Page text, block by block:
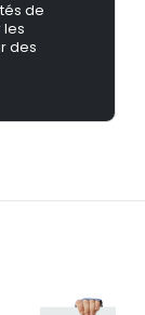
de
des